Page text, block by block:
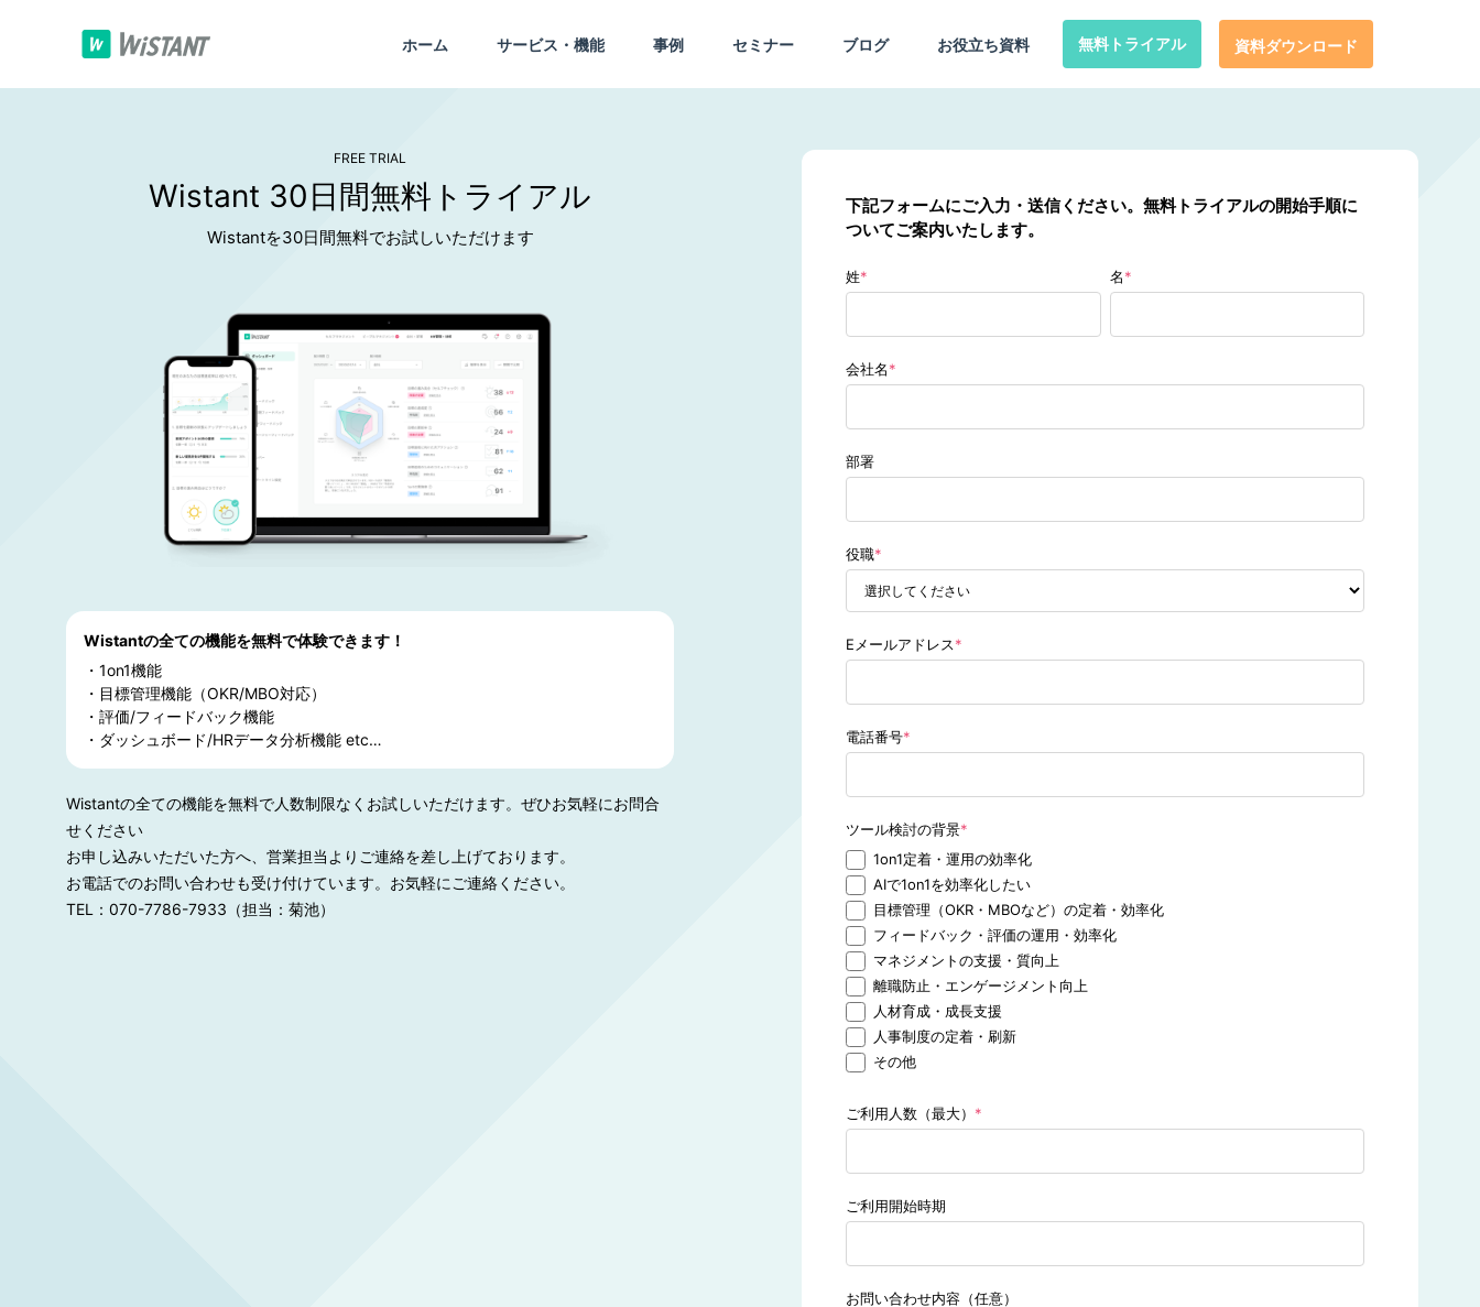
ホーム サービス・機能 事例 セミナー ブログ お役立ち資料 無料トライアル 資料ダウンロード
FREE TRIAL
Wistant 30日間無料トライアル
Wistantを30日間無料でお試しいただけます
Wistantの全ての機能を無料で体験できます！
・1on1機能
・目標管理機能（OKR/MBO対応）
・評価/フィードバック機能
・ダッシュボード/HRデータ分析機能 etc…
Wistantの全ての機能を無料で人数制限なくお試しいただけます。ぜひお気軽にお問合
せください
お申し込みいただいた方へ、営業担当よりご連絡を差し上げております。
お電話でのお問い合わせも受け付けています。お気軽にご連絡ください。
TEL： 070-7786-7933 （担当：菊池）
下記フォームにご入力・送信ください。無料トライアルの開始手順に
ついてご案内いたします。
姓* 名*
会社名*
部署
役職*
Eメールアドレス*
電話番号*
ツール検討の背景*
1on1定着・運用の効率化
AIで1on1を効率化したい
目標管理（OKR・MBOなど）の定着・効率化
フィードバック・評価の運用・効率化
マネジメントの支援・質向上
離職防止・エンゲージメント向上
人材育成・成長支援
人事制度の定着・刷新
その他
ご利用人数（最大） *
ご利用開始時期
お問い合わせ内容（任意）